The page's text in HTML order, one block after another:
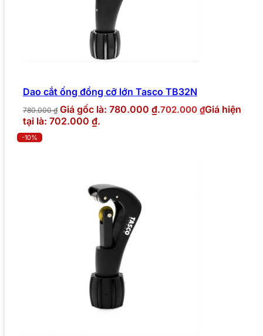
Dao cắt ống đồng cỡ lớn Tasco TB32N
780.000₫ Giá gốc là: 780.000 ₫.702.000 ₫Giá hiện
tại là: 702.000 ₫.
-10%